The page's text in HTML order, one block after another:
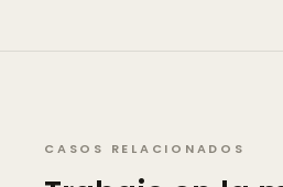
CASOS RELACIONADOS